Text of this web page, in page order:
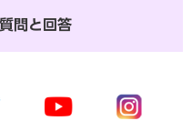
問と回答
公
公
式